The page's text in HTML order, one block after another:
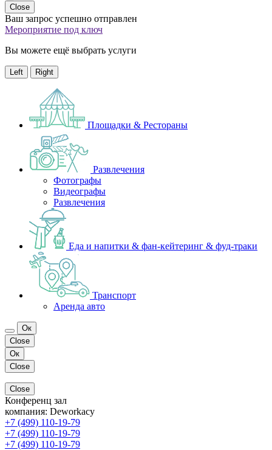
Close
Ваш запрос успешно отправлен
Мероприятие под ключ
Вы можете ещё выбрать услуги
Left Right
Площадки & Рестораны
Развлечения
Фотографы
Видеографы
Развлечения
Еда и напитки & фан-кейтеринг & фуд-траки
Транспорт
Аренда авто
Ок
Close
Ок
Close
Close
Конференц зал
компания: Deworkacy
+7 (499) 110-19-79
+7 (499) 110-19-79
+7 (499) 110-19-79